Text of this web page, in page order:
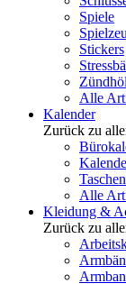
Spiele
Stickers
Alle
Kalender
Zurück zu
Alle
Kleidung &
Zurück zu